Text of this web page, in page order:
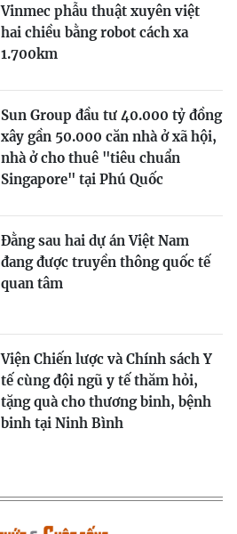
Vinmec phẫu thuật xuyên việt
hai chiều bằng robot cách xa
1.700km
Sun Group đầu tư 40.000 tỷ đồng
xây gần 50.000 căn nhà ở xã hội,
nhà ở cho thuê "tiêu chuẩn
Singapore" tại Phú Quốc
Đằng sau hai dự án Việt Nam
đang được truyền thông quốc tế
quan tâm
Viện Chiến lược và Chính sách Y
tế cùng đội ngũ y tế thăm hỏi,
tặng quà cho thương binh, bệnh
binh tại Ninh Bình